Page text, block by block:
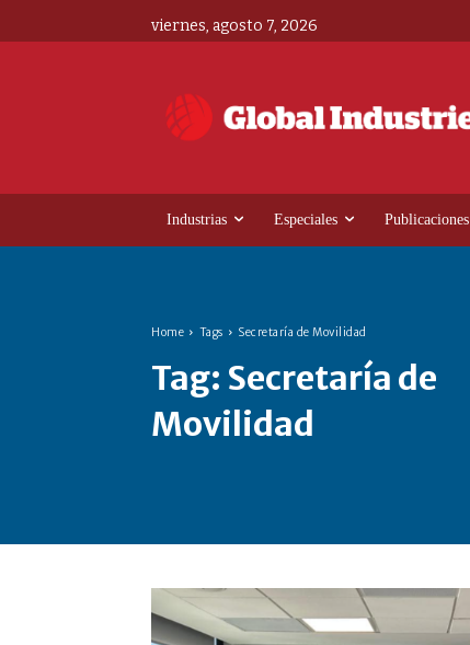
viernes, agosto 7, 2026
Industrias Especiales Publicaciones
Home Tags Secretaría de Movilidad
Tag: Secretaría de
Movilidad